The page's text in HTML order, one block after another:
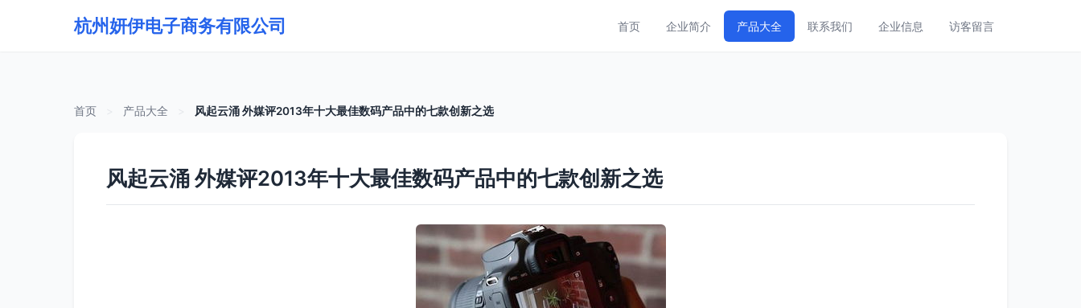
杭州妍伊电子商务有限公司 首页 企业简介 产品大全 联系我们 企业信息 访客留言
首页 产品大全 风起云涌 外媒评2013年十大最佳数码产品中的七款创新之选
风起云涌 外媒评2013年十大最佳数码产品中的七款创新之选